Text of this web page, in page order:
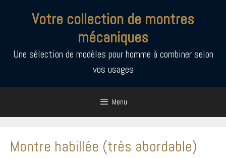
Votre collection de montres
mécaniques
Une sélection de modèles pour homme à combiner selon
vos usages
Menu
Montre habillée (très abordable)